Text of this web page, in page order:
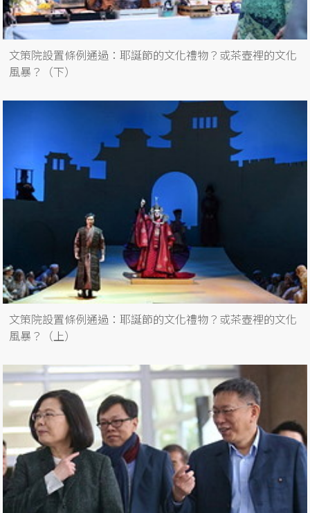
文策院設置條例通過：耶誕節的文化禮物？或茶壺裡的文化
風暴？（下）
文策院設置條例通過：耶誕節的文化禮物？或茶壺裡的文化
風暴？（上）